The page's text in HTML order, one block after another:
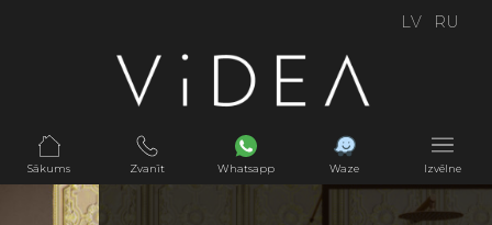
LV RU
Sākums Zvanīt Whatsapp Waze Izvēlne